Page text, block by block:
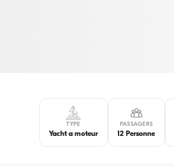
TYPE
Yacht a moteur
PASSAGERS
12 Personne